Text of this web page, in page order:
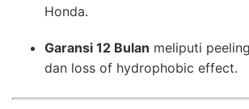
Honda.
Garansi 12 Bulan meliputi
dan loss of hydrophobic effect.